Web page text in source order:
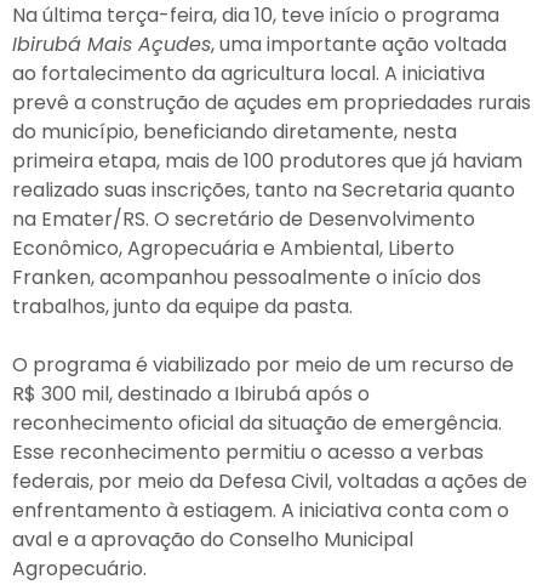
Na última terça-feira, dia 10, teve início o programa
Ibirubá Mais Açudes, uma importante ação voltada
ao fortalecimento da agricultura local. A iniciativa
prevê a construção de açudes em propriedades rurais
do município, beneficiando diretamente, nesta
primeira etapa, mais de 100 produtores que já haviam
realizado suas inscrições, tanto na Secretaria quanto
na Emater/RS. O secretário de Desenvolvimento
Econômico, Agropecuária e Ambiental, Liberto
Franken, acompanhou pessoalmente o início dos
trabalhos, junto da equipe da pasta.
O programa é viabilizado por meio de um recurso de
R$ 300 mil, destinado a Ibirubá após o
reconhecimento oficial da situação de emergência.
Esse reconhecimento permitiu o acesso a verbas
federais, por meio da Defesa Civil, voltadas a ações de
enfrentamento à estiagem. A iniciativa conta com o
aval e a aprovação do Conselho Municipal
Agropecuário.